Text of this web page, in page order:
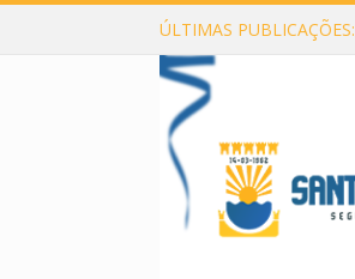
ÚLTIMAS PUBLICAÇÕES: